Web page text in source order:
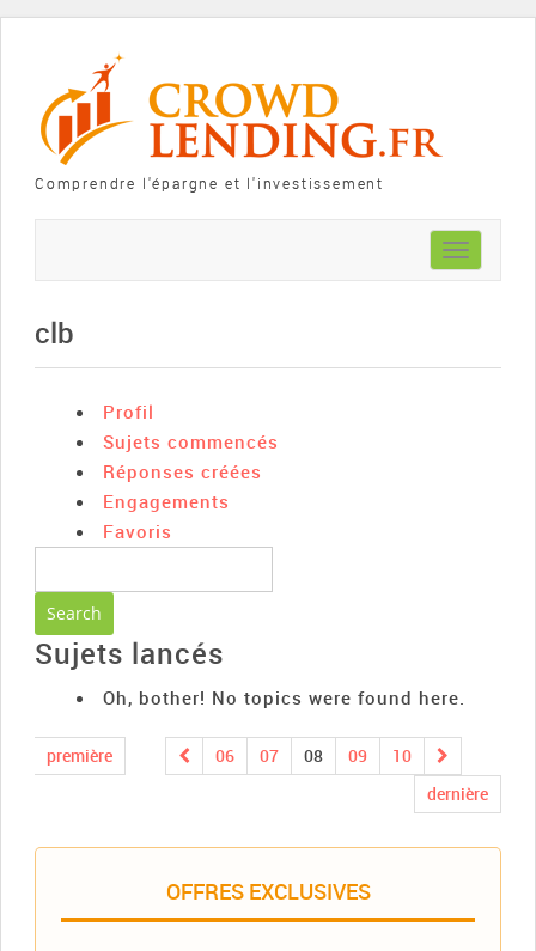
Comprendre l'épargne et l'investissement
Toggle
navigation
clb
Profil
Sujets commencés
Réponses créées
Engagements
Favoris
Sujets lancés
Oh, bother! No topics were found here.
première 06 07 08 09
10
dernière
OFFRES EXCLUSIVES